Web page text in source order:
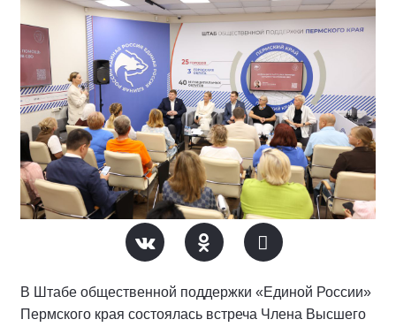
В Штабе общественной поддержки «Единой России»
Пермского края состоялась встреча Члена Высшего